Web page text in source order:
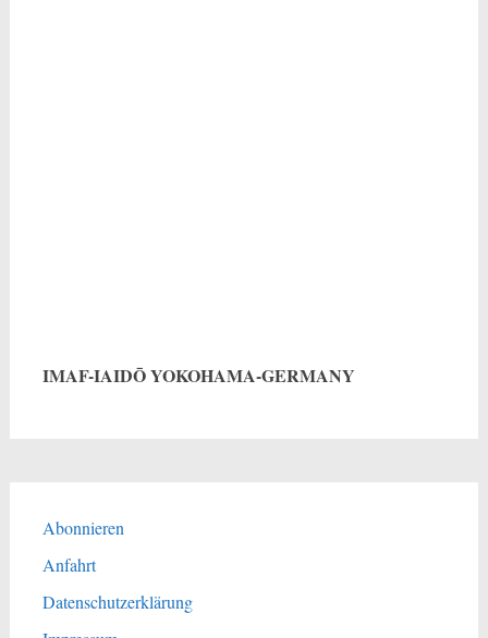
IMAF-IAIDŌ YOKOHAMA-GERMANY
Abonnieren
Anfahrt
Datenschutzerklärung